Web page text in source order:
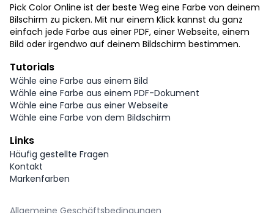
Pick Color Online ist der beste Weg eine Farbe von deinem
Bilschirm zu picken. Mit nur einem Klick kannst du ganz
einfach jede Farbe aus einer PDF, einer Webseite, einem
Bild oder irgendwo auf deinem Bildschirm bestimmen.
Tutorials
Wähle eine Farbe aus einem Bild
Wähle eine Farbe aus einem PDF-Dokument
Wähle eine Farbe aus einer Webseite
Wähle eine Farbe von dem Bildschirm
Links
Häufig gestellte Fragen
Kontakt
Markenfarben
Allgemeine Geschäftsbedingungen